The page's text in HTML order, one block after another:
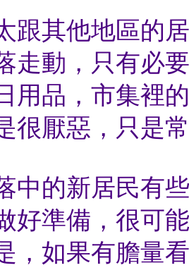
跟其他地區的
走動，只有必
用品，市集裡
很厭惡，只是
中的新居民有
好準備，很可
，如果有膽量